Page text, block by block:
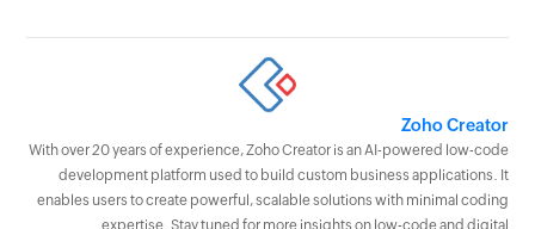
Zoho Creator
With over 20 years of experience, Zoho Creator is an AI-powered low-code
development platform used to build custom business applications. It
enables users to create powerful, scalable solutions with minimal coding
expertise. Stay tuned for more insights on low-code and digital